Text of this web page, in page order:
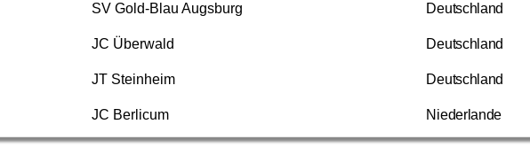
SV Gold-Blau Augsburg Deutschland
JC Überwald Deutschland
JT Steinheim Deutschland
JC Berlicum Niederlande